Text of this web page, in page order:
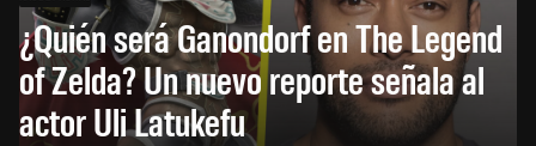
¿Quién será Ganondorf en The Legend
of Zelda? Un nuevo reporte señala al
actor Uli Latukefu